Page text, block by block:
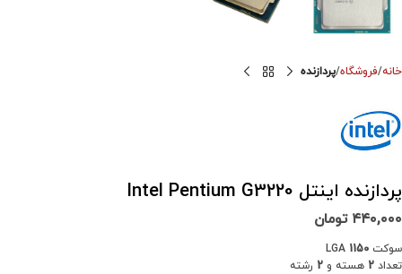
خانه فروشگاه پردازنده
پردازنده اینتل Intel Pentium G3220
۴۴۰,۰۰۰ تومان
سوکت LGA 1150
تعداد 2 هسته و
رشته